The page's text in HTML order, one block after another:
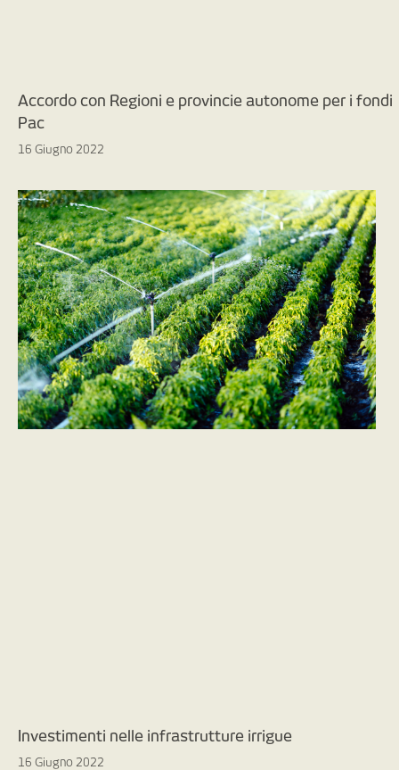
Accordo con Regioni e provincie autonome per i fondi
Pac
16 Giugno 2022
Investimenti nelle infrastrutture irrigue
16 Giugno 2022